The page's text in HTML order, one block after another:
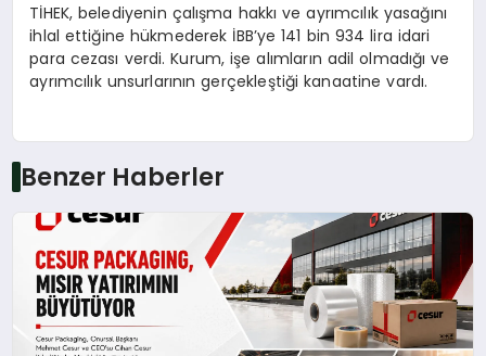
TİHEK, belediyenin çalışma hakkı ve ayrımcılık yasağını
ihlal ettiğine hükmederek İBB’ye 141 bin 934 lira idari
para cezası verdi. Kurum, işe alımların adil olmadığı ve
ayrımcılık unsurlarının gerçekleştiği kanaatine vardı.
Benzer Haberler